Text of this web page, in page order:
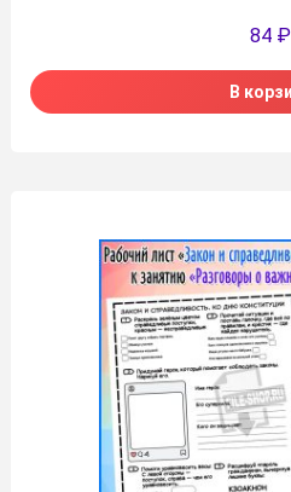
84 ₽
В